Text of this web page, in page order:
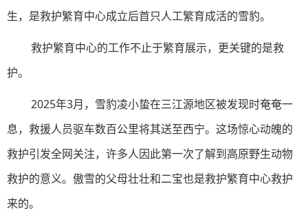
生，是救护繁育中心成立后首只人工繁育成活的雪豹。
救护繁育中心的工作不止于繁育展示，更关键的是救
护。
2025年3月，雪豹凌小蛰在三江源地区被发现时奄奄一
息，救援人员驱车数百公里将其送至西宁。这场惊心动魄的
救护引发全网关注，许多人因此第一次了解到高原野生动物
救护的意义。傲雪的父母壮壮和二宝也是救护繁育中心救护
来的。